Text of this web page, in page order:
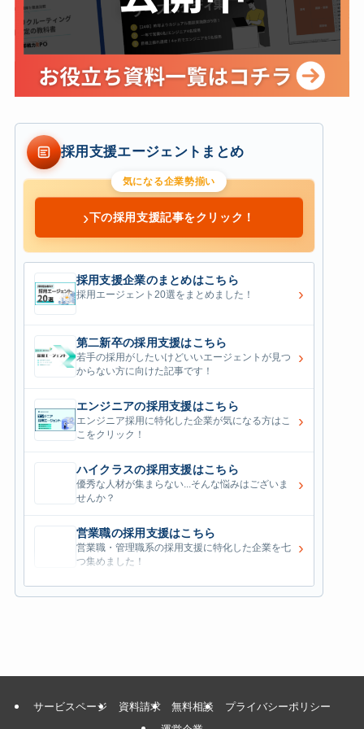
採用支援エージェントまとめ
気になる企業勢揃い
›下の採用支援記事をクリック！
採用支援企業のまとめはこちら
採用エージェント20選をまとめました！ ›
第二新卒の採用支援はこちら
若手の採用がしたいけどいいエージェントが見つ
からない方に向けた記事です！
›
エンジニアの採用支援はこちら
エンジニア採用に特化した企業が気になる方はこ
こをクリック！
›
ハイクラスの採用支援はこちら
優秀な人材が集まらない...そんな悩みはございま
せんか？
›
営業職の採用支援はこちら
営業職・管理職系の採用支援に特化した企業を七
つ集めました！
›
外資系の採用支援はこちら
サービスページ 資料請求 無料相談
プライバシーポリシー